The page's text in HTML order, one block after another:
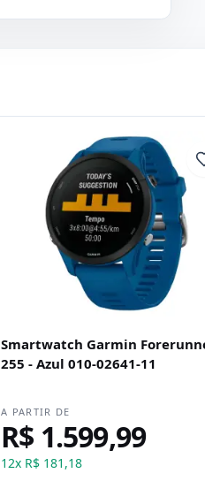
Smartwatch Garmin
255 - Azul 010-02641-11
A PARTIR DE
R$ 1.599,99
12x R$ 181,18